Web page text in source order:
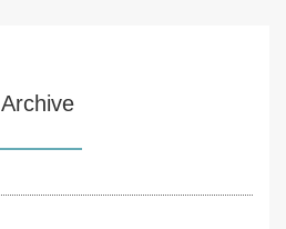
Archive